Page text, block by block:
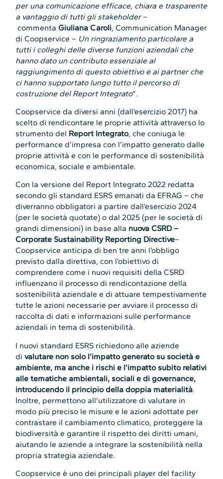
per una comunicazione efficace, chiara e trasparente
a vantaggio di tutti gli stakeholder–
commentaGiuliana Caroli, Communication Manager
di Coopservice – Un ringraziamento particolare a
tutti i colleghi delle diverse funzioni aziendali che
hanno dato un contributo essenziale al
raggiungimento di questo obiettivo e ai partner che
ci hanno supportato lungo tutto il percorso di
costruzione del Report Integrato“.
Coopservice da diversi anni (dall’esercizio 2017) ha
scelto di rendicontare le proprie attività attraverso lo
strumento del Report Integrato, che coniuga le
performance d’impresa con l’impatto generato dalle
proprie attività e con le performance di sostenibilità
economica, sociale e ambientale.
Con la versione del Report Integrato 2022 redatta
secondo gli standard ESRS emanati da EFRAG – che
diverranno obbligatori a partire dall’esercizio 2024
(per le società quotate) o dal 2025 (per le società di
grandi dimensioni) in base alla nuova CSRD –
Corporate Sustainability Reporting Directive–
Coopservice anticipa di ben tre anni l’obbligo
previsto dalla direttiva, con l’obiettivo di
comprendere come i nuovi requisiti della CSRD
influenzano il processo di rendicontazione della
sostenibilità aziendale e di attuare tempestivamente
tutte le azioni necessarie per avviare il processo di
raccolta di dati e informazioni sulle performance
aziendali in tema di sostenibilità.
I nuovi standard ESRS richiedono alle aziende
divalutare non solo l’impatto generato su società e
ambiente, ma anche i rischi e l’impatto subito relativi
alle tematiche ambientali, sociali e di governance,
introducendo il principio della doppia materialità.
Inoltre, permettono all’utilizzatore di valutare in
modo più preciso le misure e le azioni adottate per
contrastare il cambiamento climatico, proteggere la
biodiversità e garantire il rispetto dei diritti umani,
aiutando le aziende a integrare la sostenibilità nella
propria strategia aziendale.
Coopservice è uno dei principali player del facility